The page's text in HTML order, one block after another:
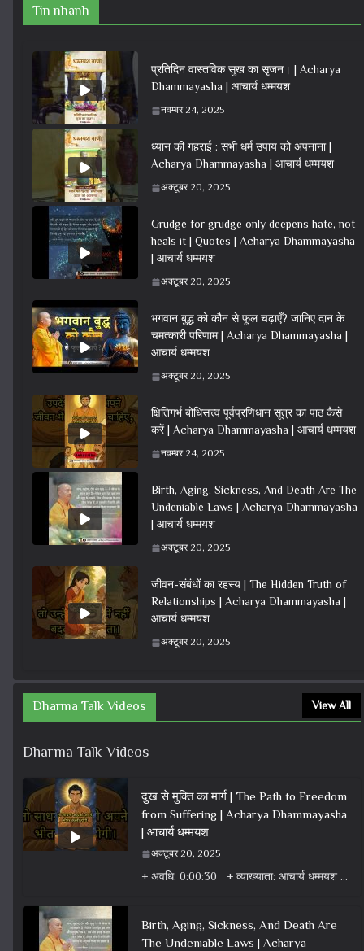
Tin nhanh
प्रतिदिन वास्तविक सुख का सृजन। | Acharya
Dhammayasha | आचार्य धम्मयश
नवम्बर 24, 2025
ध्यान की गहराई : सभी धर्म उपाय को अपनाना |
Acharya Dhammayasha | आचार्य धम्मयश
अक्टूबर 20, 2025
Grudge for grudge only deepens hate, not
heals it | Quotes | Acharya Dhammayasha
| आचार्य धम्मयश
अक्टूबर 20, 2025
भगवान बुद्ध को कौन से फूल चढ़ाएँ? जानिए दान के
चमत्कारी परिणाम | Acharya Dhammayasha |
आचार्य धम्मयश
अक्टूबर 20, 2025
क्षितिगर्भ बोधिसत्त्व पूर्वप्रणिधान सूत्र का पाठ कैसे
करें | Acharya Dhammayasha | आचार्य धम्मयश
नवम्बर 24, 2025
Birth, Aging, Sickness, And Death Are The
Undeniable Laws | Acharya Dhammayasha
| आचार्य धम्मयश
अक्टूबर 20, 2025
जीवन-संबंधों का रहस्य | The Hidden Truth of
Relationships | Acharya Dhammayasha |
आचार्य धम्मयश
अक्टूबर 20, 2025
Dharma Talk Videos View All
Dharma Talk Videos
दुख से मुक्ति का मार्ग | The Path to Freedom
from Suffering | Acharya Dhammayasha
| आचार्य धम्मयश
अक्टूबर 20, 2025
+ अवधि: 0:00:30 + व्याख्याता: आचार्य धम्मयश + वर्ग: वीडियो + विषय: धर्म वार्ता वीडियो + एल्बम: धर्म
Birth, Aging, Sickness, And Death Are
The Undeniable Laws | Acharya